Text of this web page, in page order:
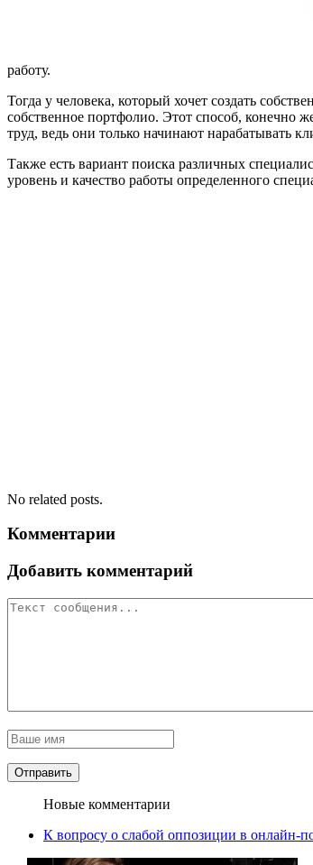
работу.
Тогда у человека, который хочет создать
собственное портфолио. Этот способ, конечно
труд, ведь они только начинают нарабатывать
Также есть вариант поиска различных
уровень и качество работы определенного
No related posts.
Комментарии
Добавить комментарий
Новые комментарии
К вопросу о слабой оппозиции в онлайн-